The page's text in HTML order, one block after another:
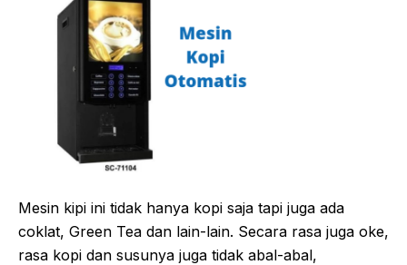
Mesin kipi ini tidak hanya kopi saja tapi juga ada
coklat, Green Tea dan lain-lain. Secara rasa juga oke,
rasa kopi dan susunya juga tidak abal-abal,